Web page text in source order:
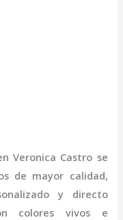
Veronica Castro se
de mayor calidad,
y directo
colores vivos e